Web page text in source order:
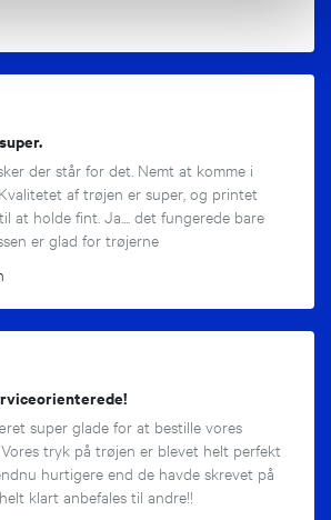
der står for det. Nemt at komme i
af trøjen er super, og printet
at holde fint. Ja.... det fungerede bare
er glad for trøjerne
super glade for at bestille vores
tryk på trøjen er blevet helt perfekt
hurtigere end de havde skrevet på
klart anbefales til andre!!